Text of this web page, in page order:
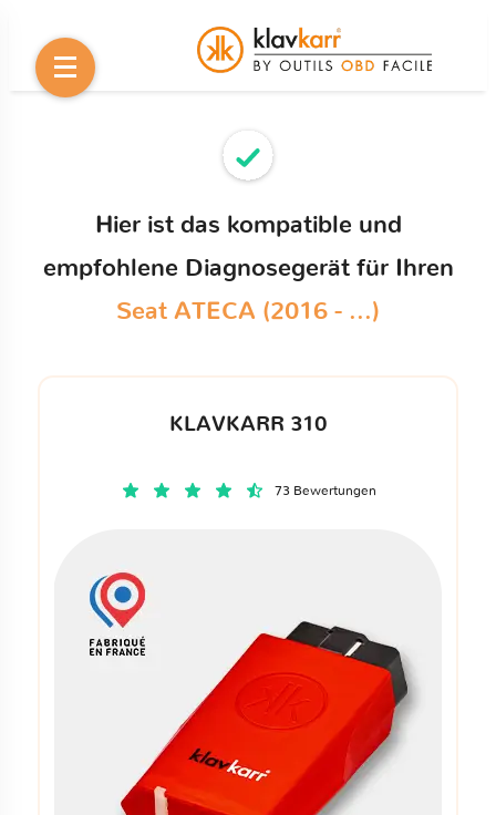
Hier ist das kompatible und
empfohlene Diagnosegerät für Ihren
Seat ATECA (2016 - ...)
KLAVKARR 310
73 Bewertungen